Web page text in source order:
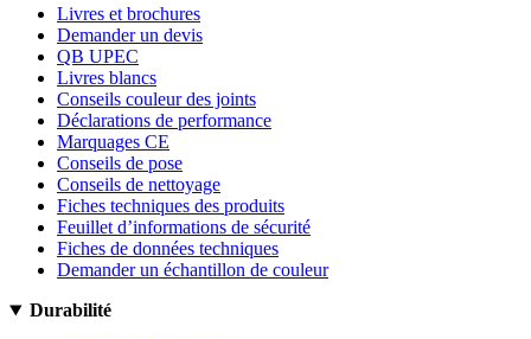
Livres et brochures
Demander un devis
QB UPEC
Livres blancs
Conseils couleur des joints
Déclarations de performance
Marquages CE
Conseils de pose
Conseils de nettoyage
Fiches techniques des produits
Feuillet d’informations de sécurité
Fiches de données techniques
Demander un échantillon de couleur
Durabilité